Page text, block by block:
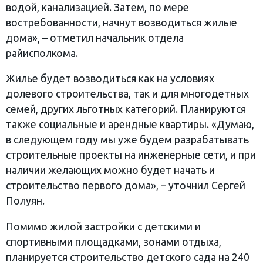
водой, канализацией. Затем, по мере
востребованности, начнут возводиться жилые
дома», – отметил начальник отдела
райисполкома.
Жилье будет возводиться как на условиях
долевого строительства, так и для многодетных
семей, других льготных категорий. Планируются
также социальные и арендные квартиры. «Думаю,
в следующем году мы уже будем разрабатывать
строительные проекты на инженерные сети, и при
наличии желающих можно будет начать и
строительство первого дома», – уточнил Сергей
Полуян.
Помимо жилой застройки с детскими и
спортивными площадками, зонами отдыха,
планируется строительство детского сада на 240